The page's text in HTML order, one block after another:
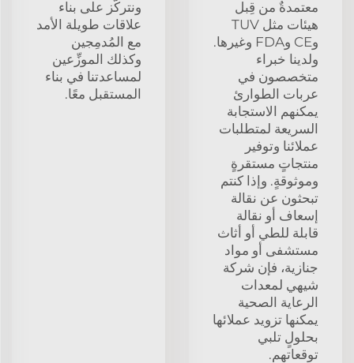
معتمدةٌ من قِبل
هيئات مثل TUV
وCE وFDA وغيرها.
ولدينا خبراء
متخصصون في
عربات الطوارئ
يمكنهم الاستجابة
السريعة لمتطلبات
عملائنا وتوفير
منتجاتٍ مستقرةٍ
وموثوقةٍ. وإذا كنتم
تبحثون عن نقالة
إسعاف أو نقالة
قابلة للطي أو أثاث
مستشفى أو مواد
جنازية، فإن شركة
شيهي لمعدات
الرعاية الصحية
يمكنها تزويد عملائها
بحلولٍ تلبي
توقعاتهم.
ونتركّز على بناء
علاقات طويلة الأمد
مع المُدمِجين
وكذلك الموزِّعين
لمساعدتنا في بناء
المستقبل معًا.